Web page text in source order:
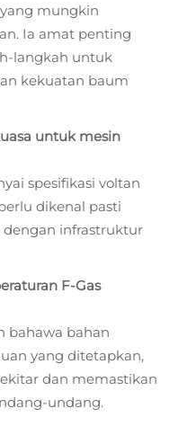
mungkin
Ia amat penting
langkah untuk
kekuatan baum
untuk mesin
spesifikasi voltan
dikenal pasti
infrastruktur
F-Gas
bahawa bahan
yang ditetapkan,
dan memastikan
undang.